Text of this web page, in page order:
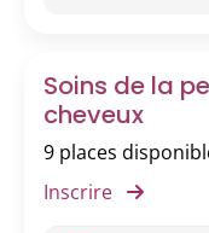
Soins de la
cheveux
9 places
Inscrire